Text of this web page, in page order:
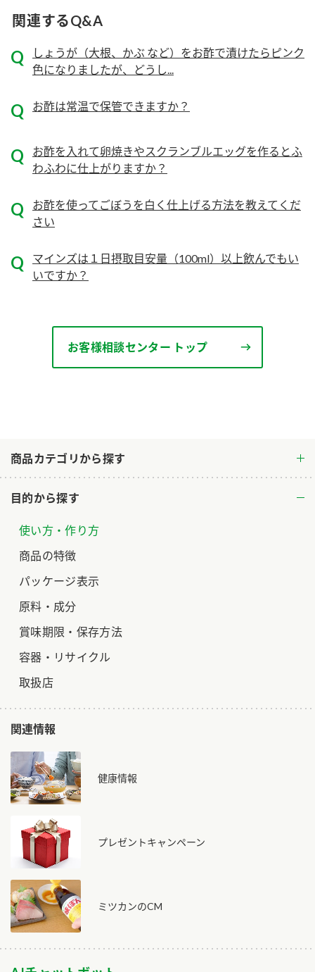
かおりの蔵
鍋なび
PIN印
千夜
スペシャルサイト
お酢を知ろう！
ぽん酢サワー
ミツカンのCM
ロングセラー商品 ＋ おすすめレシピ
ミツカンの歴史
ZENB initiative
MIM（ミツカンミュージアム）
各部門が大切にしていること
キッザニア東京「ぽん酢工房」
ニュースリリース
販売終了製品のご案内
お問い合わせ
地図から取り扱い店舗を探す
ミツカン公式通販
業務用サイト ミツカングループについて
商品カテゴリから探す
目的から探す
使い方・作り方
商品の特徴
パッケージ表示
原料・成分
賞味期限・保存方法
容器・リサイクル
取扱店
関連情報
健康情報
プレゼントキャンペーン
ミツカンのCM
関連するQ&A
しょうが（大根、かぶ など）をお酢で漬けたらピンク
色になりましたが、どうし...
お酢は常温で保管できますか？
お酢を入れて卵焼きやスクランブルエッグを作るとふ
わふわに仕上がりますか？
お酢を使ってごぼうを白く仕上げる方法を教えてくだ
さい
マインズは１日摂取目安量（100ml）以上飲んでもい
いですか？
お客様相談センター トップ